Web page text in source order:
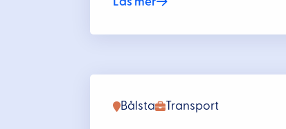
Transport
Bålsta